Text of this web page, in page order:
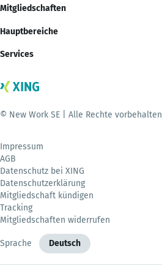
Mitgliedschaften
Hauptbereiche
Services
© New Work SE | Alle Rechte vorbehalten
Impressum
AGB
Datenschutz bei XING
Datenschutzerklärung
Mitgliedschaft kündigen
Tracking
Mitgliedschaften widerrufen
Sprache Deutsch